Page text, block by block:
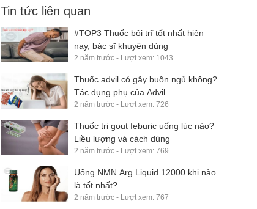
Tin tức liên quan
#TOP3 Thuốc bôi trĩ tốt nhất hiện
nay, bác sĩ khuyên dùng
2 năm trước - Lượt xem: 1043
Thuốc advil có gây buồn ngủ không?
Tác dụng phụ của Advil
2 năm trước - Lượt xem: 726
Thuốc trị gout feburic uống lúc nào?
Liều lượng và cách dùng
2 năm trước - Lượt xem: 769
Uống NMN Arg Liquid 12000 khi nào
là tốt nhất?
2 năm trước - Lượt xem: 767